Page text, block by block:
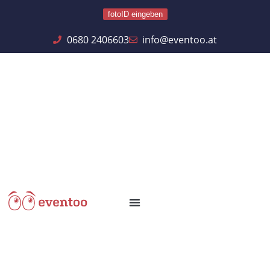
fotoID eingeben
0680 2406603 info@eventoo.at